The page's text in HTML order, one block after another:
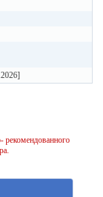
рекомендованного